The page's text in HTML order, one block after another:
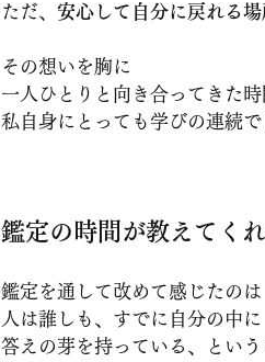
ただ、 安心して自分に戻れる場
その想いを胸に
一人ひとりと向き合ってきた時
私自身にとっても学びの連続で
鑑定の時間が教えてく
鑑定を通して改めて感じたのは
人は誰しも、すでに自分の中に
答えの芽を持っている、という